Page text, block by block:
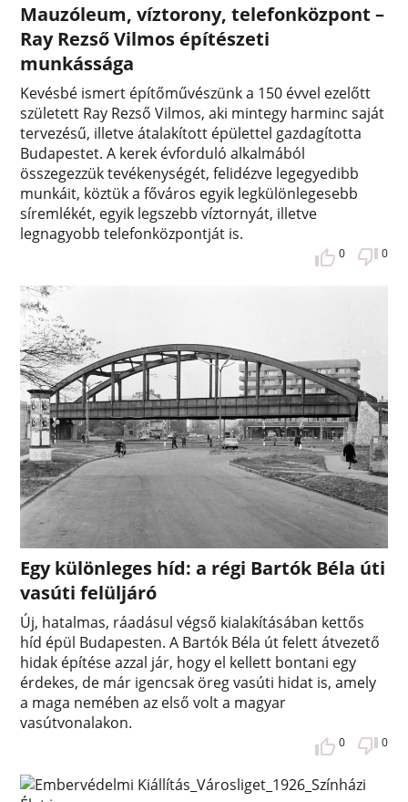
Mauzóleum, víztorony, telefonközpont –
Ray Rezső Vilmos építészeti
munkássága
Kevésbé ismert építőművészünk a 150 évvel ezelőtt
született Ray Rezső Vilmos, aki mintegy harminc saját
tervezésű, illetve átalakított épülettel gazdagította
Budapestet. A kerek évforduló alkalmából
összegezzük tevékenységét, felidézve legegyedibb
munkáit, köztük a főváros egyik legkülönlegesebb
síremlékét, egyik legszebb víztornyát, illetve
legnagyobb telefonközpontját is.
0 0
Egy különleges híd: a régi Bartók Béla úti
vasúti felüljáró
Új, hatalmas, ráadásul végső kialakításában kettős
híd épül Budapesten. A Bartók Béla út felett átvezető
hidak építése azzal jár, hogy el kellett bontani egy
érdekes, de már igencsak öreg vasúti hidat is, amely
a maga nemében az első volt a magyar
vasútvonalakon.
0 0